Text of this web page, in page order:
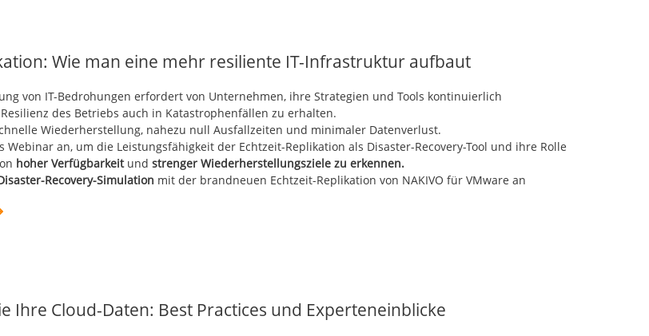
Wie man eine mehr resiliente IT-Infrastruktur aufbaut
von IT-Bedrohungen erfordert von Unternehmen, ihre Strategien und Tools kontinuierlich
des Betriebs auch in Katastrophenfällen zu erhalten.
Wiederherstellung, nahezu null Ausfallzeiten und minimaler Datenverlust.
Webinar an, um die Leistungsfähigkeit der Echtzeit-Replikation als Disaster-Recovery-Tool und ihre Rolle
hoher Verfügbarkeit und strenger Wiederherstellungsziele zu erkennen.
Recovery-Simulation mit der brandneuen Echtzeit-Replikation von NAKIVO für VMware an
Ihre Cloud-Daten: Best Practices und Experteneinblicke